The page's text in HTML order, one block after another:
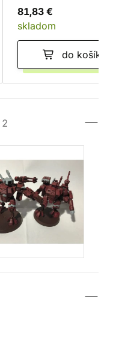
81,83 €
skladom
do košíka
2